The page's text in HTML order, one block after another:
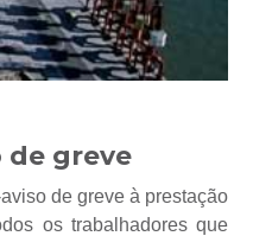
de greve
de greve à prestação
os trabalhadores que